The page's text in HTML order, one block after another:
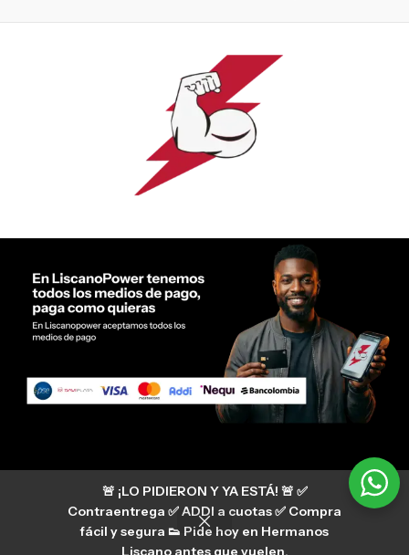
🚨 ¡LO PIDIERON Y YA ESTÁ! 🚨 ✅
Contraentrega ✅ ADDI a cuotas ✅ Compra
fácil y segura 👟 Pide hoy en Hermanos
Liscano antes que vuelen.
Si tienes algún tipo de duda, puedes consultar
nuestro centro de ayuda
hermanosliscano_10 Instagram
Aura
hermanosliscano Tik Tok